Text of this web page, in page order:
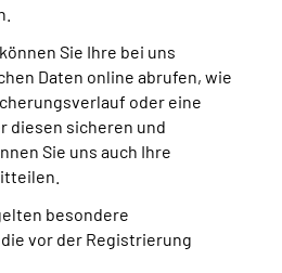
Sie Ihre bei uns
Daten online abrufen, wie
oder eine
diesen sicheren und
Sie uns auch Ihre
besondere
vor der Registrierung